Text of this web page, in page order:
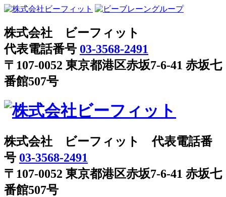
株式会社 ビーフィット
代表電話番号 03-3568-2491
〒107-0052 東京都港区赤坂7-6-41 赤坂七
番館507号
株式会社 ビーフィット 代表電話番
号 03-3568-2491
〒107-0052 東京都港区赤坂7-6-41 赤坂七
番館507号